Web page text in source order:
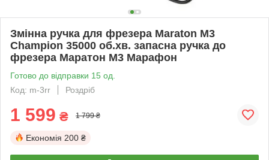
Змінна ручка для фрезера Maraton M3
Champion 35000 об.хв. запасна ручка до
фрезера Маратон М3 Марафон
Готово до відправки 15 од.
Код: m-3rr
Роздріб
1 599 ₴ 1 799 ₴
Економія 200 ₴